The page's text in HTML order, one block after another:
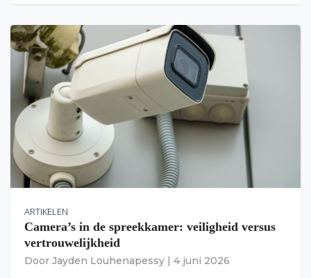
ARTIKELEN
Camera’s in de spreekkamer: veiligheid versus
vertrouwelijkheid
Door Jayden Louhenapessy 4 juni 2026